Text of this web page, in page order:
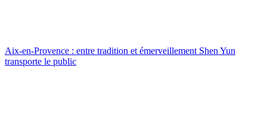
Aix-en-Provence : entre tradition et émerveillement Shen Yun
transporte le public